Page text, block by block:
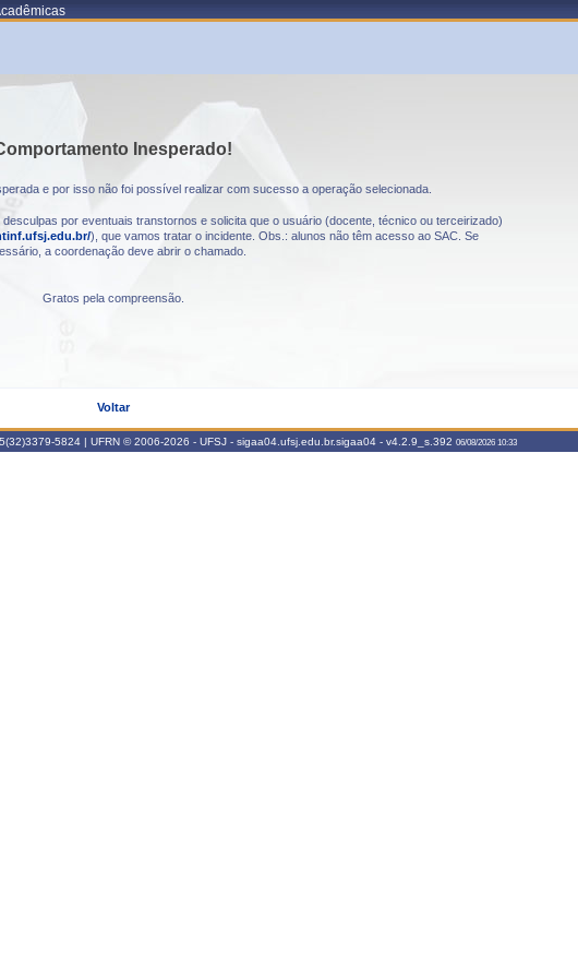
Inesperado!
e por isso não foi possível realizar com sucesso a operação selecionada.
por eventuais transtornos e solicita que o usuário (docente, técnico ou terceirizado)
), que vamos tratar o incidente. Obs.: alunos não têm acesso ao SAC. Se
a coordenação deve abrir o chamado.
Gratos pela compreensão.
Voltar
5824 | UFRN © 2006-2026 - UFSJ - sigaa04.ufsj.edu.br.sigaa04 - v4.2.9_s.392 06/08/2026 10:33